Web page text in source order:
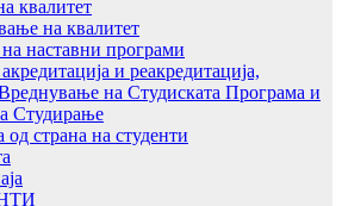
квалитет
на квалитет
наставни програми
и реакредитација,
на Студиската Програма и
Студирање
од страна на студенти